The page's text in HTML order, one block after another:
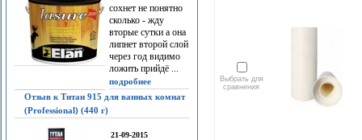
сохнет не понятно
сколько - жду
вторые сутки а она
липнет второй слой
через год видимо
ложить прийдё ...
подробнее
Отзыв к Титан 915 для ванных комнат
(Professional) (440 г)
21-09-2015
Выбрать для
сравнения